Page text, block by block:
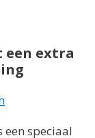
een extra
speciaal